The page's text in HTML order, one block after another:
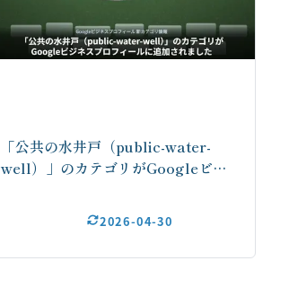
「公共の水井戸（public-water-
well）」のカテゴリがGoogleビ…
2026-04-30